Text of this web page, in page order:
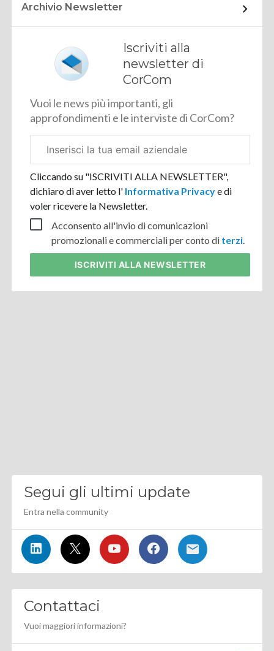
Archivio Newsletter
Iscriviti alla
newsletter di
CorCom
Vuoi le news più importanti, gli
approfondimenti e le interviste di CorCom?
aziendale
Cliccando su "ISCRIVITI ALLA NEWSLETTER",
dichiaro di aver letto l' Informativa Privacye di
voler ricevere la Newsletter.
Acconsento all'invio di comunicazioni
promozionali e commerciali per conto di terzi.
ISCRIVITI ALLA NEWSLETTER
Segui gli ultimi update
Entra nella community
Contattaci
Vuoi maggiori informazioni?